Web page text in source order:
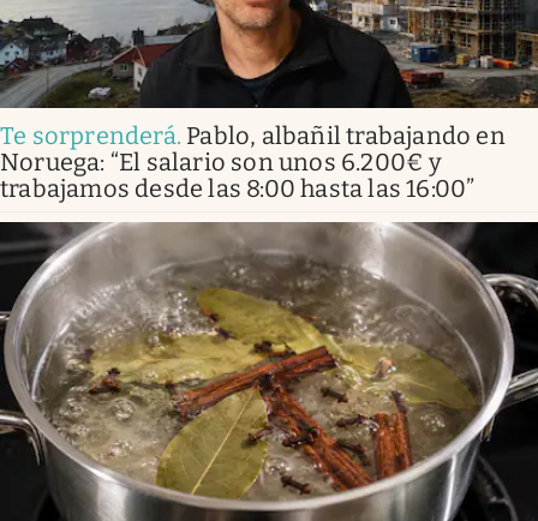
Te sorprenderá. Pablo, albañil trabajando en
Noruega: “El salario son unos 6.200€ y
trabajamos desde las 8:00 hasta las 16:00”